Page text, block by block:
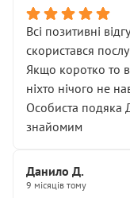
Всі позитивні
скористався
Якщо коротко то
ніхто нічого не
Особиста подяка
знайомим
Данило Д.
9 місяців тому